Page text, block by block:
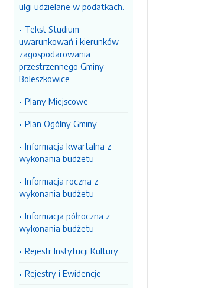
ulgi udzielane w podatkach.
Tekst Studium
uwarunkowań i kierunków
zagospodarowania
przestrzennego Gminy
Boleszkowice
Plany Miejscowe
Plan Ogólny Gminy
Informacja kwartalna z
wykonania budżetu
Informacja roczna z
wykonania budżetu
Informacja półroczna z
wykonania budżetu
Rejestr Instytucji Kultury
Rejestry i Ewidencje